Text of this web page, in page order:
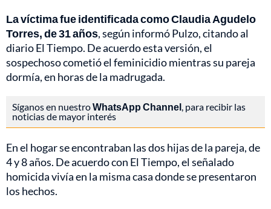
La víctima fue identificada como Claudia Agudelo
Torres, de 31 años, según informó Pulzo, citando al
diario El Tiempo. De acuerdo esta versión, el
sospechoso cometió el feminicidio mientras su pareja
dormía, en horas de la madrugada.
Síganos en nuestroWhatsApp Channel, para recibir las
noticias de mayor interés
En el hogar se encontraban las dos hijas de la pareja, de
4 y 8 años. De acuerdo con El Tiempo, el señalado
homicida vivía en la misma casa donde se presentaron
los hechos.